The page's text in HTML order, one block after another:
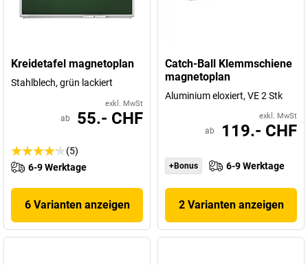
Kreidetafel magnetoplan
Stahlblech, grün lackiert
exkl. MwSt
ab 55.- CHF
(5)
6-9 Werktage
6 Varianten anzeigen
Catch-Ball Klemmschiene
magnetoplan
Aluminium eloxiert, VE 2 Stk
exkl. MwSt
ab 119.- CHF
+Bonus 6-9 Werktage
2 Varianten anzeigen